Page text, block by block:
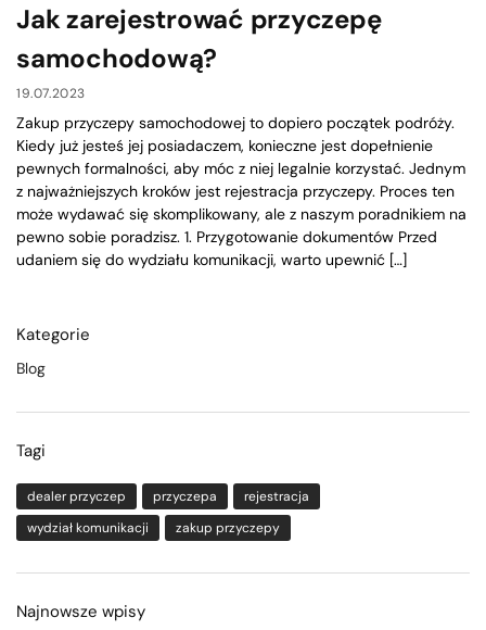
Jak zarejestrować przyczepę
samochodową?
19.07.2023
Zakup przyczepy samochodowej to dopiero początek podróży.
Kiedy już jesteś jej posiadaczem, konieczne jest dopełnienie
pewnych formalności, aby móc z niej legalnie korzystać. Jednym
z najważniejszych kroków jest rejestracja przyczepy. Proces ten
może wydawać się skomplikowany, ale z naszym poradnikiem na
pewno sobie poradzisz. 1. Przygotowanie dokumentów Przed
udaniem się do wydziału komunikacji, warto upewnić […]
Kategorie
Blog
Tagi
dealer przyczep przyczepa
rejestracja
wydział komunikacji
zakup przyczepy
Najnowsze wpisy